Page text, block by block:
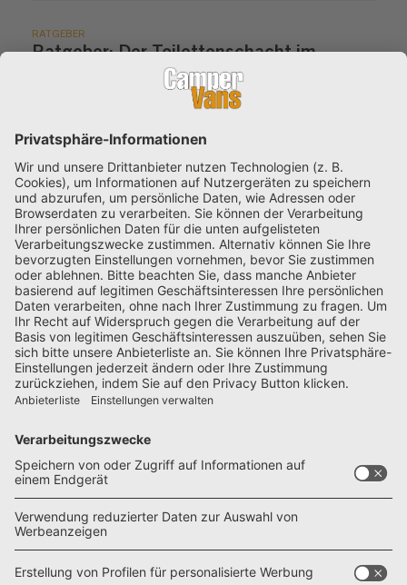
RATGEBER
Ratgeber: Der Toilettenschacht im
Der Toilettenschacht sollte beim Kauf eines Campers,
RATGEBER
Trenntoilette im Camper: Test und
Marktübersicht
Um das Toiletten-Thema kommt kein Camper herum. Frei
stehen geht nicht ohne und mit einer ...
ZUBEHÖR
Kildwick FancyLoo Trocken-Trenntoilette
Mit der FancyLoo will Kildwick eine innovative und
besonders hochwertige Trocken-Trenntoil...
CAMPER-NEUHEITEN
Neu: Weinsberg CaraBus Grey Edition
Weinsberg setzt den CaraBus neu auf und bringt einen
Kastenwagen, der attraktives Design u...